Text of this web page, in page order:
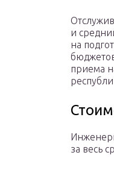
и
на
приема
за весь